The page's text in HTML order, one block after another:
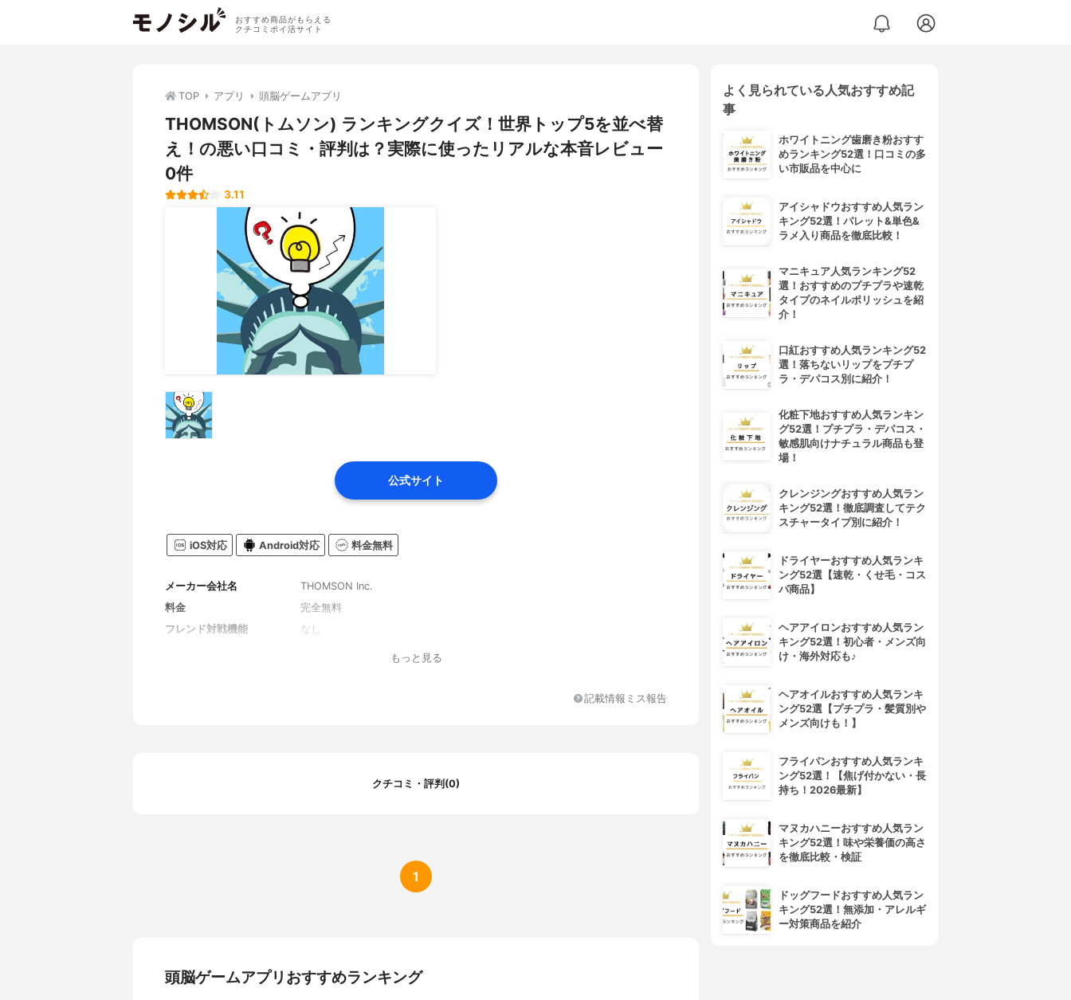
おすすめ商品がもらえる
クチコミポイ活サイト
TOP アプリ 頭脳ゲームアプリ
THOMSON(トムソン) ランキングクイズ！世界トップ5を並べ替
え！の悪い口コミ・評判は？実際に使ったリアルな本音レビュー
0件
3.11
公式サイト
iOS対応 Android対応 料金無料
メーカー会社名
THOMSON Inc.
料金
完全無料
フレンド対戦機能
なし
もっと見る
記載情報ミス報告
クチコミ・評判(0)
1
頭脳ゲームアプリおすすめランキング
よく見られている人気おすすめ記
事
ホワイトニング歯磨き粉おすす
めランキング52選！口コミの多
い市販品を中心に
アイシャドウおすすめ人気ラン
キング52選！パレット&単色&
ラメ入り商品を徹底比較！
マニキュア人気ランキング52
選！おすすめのプチプラや速乾
タイプのネイルポリッシュを紹
介！
口紅おすすめ人気ランキング52
選！落ちないリップをプチプ
ラ・デパコス別に紹介！
化粧下地おすすめ人気ランキン
グ52選！プチプラ・デパコス・
敏感肌向けナチュラル商品も登
場！
クレンジングおすすめ人気ラン
キング52選！徹底調査してテク
スチャータイプ別に紹介！
ドライヤーおすすめ人気ランキ
ング52選【速乾・くせ毛・コス
パ商品】
ヘアアイロンおすすめ人気ラン
キング52選！初心者・メンズ向
け・海外対応も♪
ヘアオイルおすすめ人気ランキ
ング52選【プチプラ・髪質別や
メンズ向けも！】
フライパンおすすめ人気ランキ
ング52選！【焦げ付かない・長
持ち！2026最新】
マヌカハニーおすすめ人気ラン
キング52選！味や栄養価の高さ
を徹底比較・検証
ドッグフードおすすめ人気ラン
キング52選！無添加・アレルギ
ー対策商品を紹介